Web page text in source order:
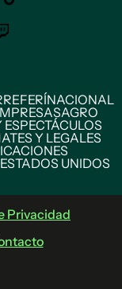
REFERÍNACIONAL
AGRO
Y LEGALES
ESTADOS UNIDOS
Privacidad